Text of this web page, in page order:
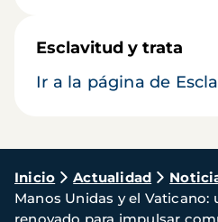
Esclavitud y trata
Ir a la página de
Ruta
de
Inicio Actualidad
Manos Unidas y el